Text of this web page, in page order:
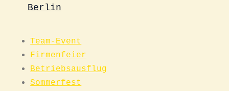
Berlin
Team-Event
Firmenfeier
Betriebsausflug
Sommerfest